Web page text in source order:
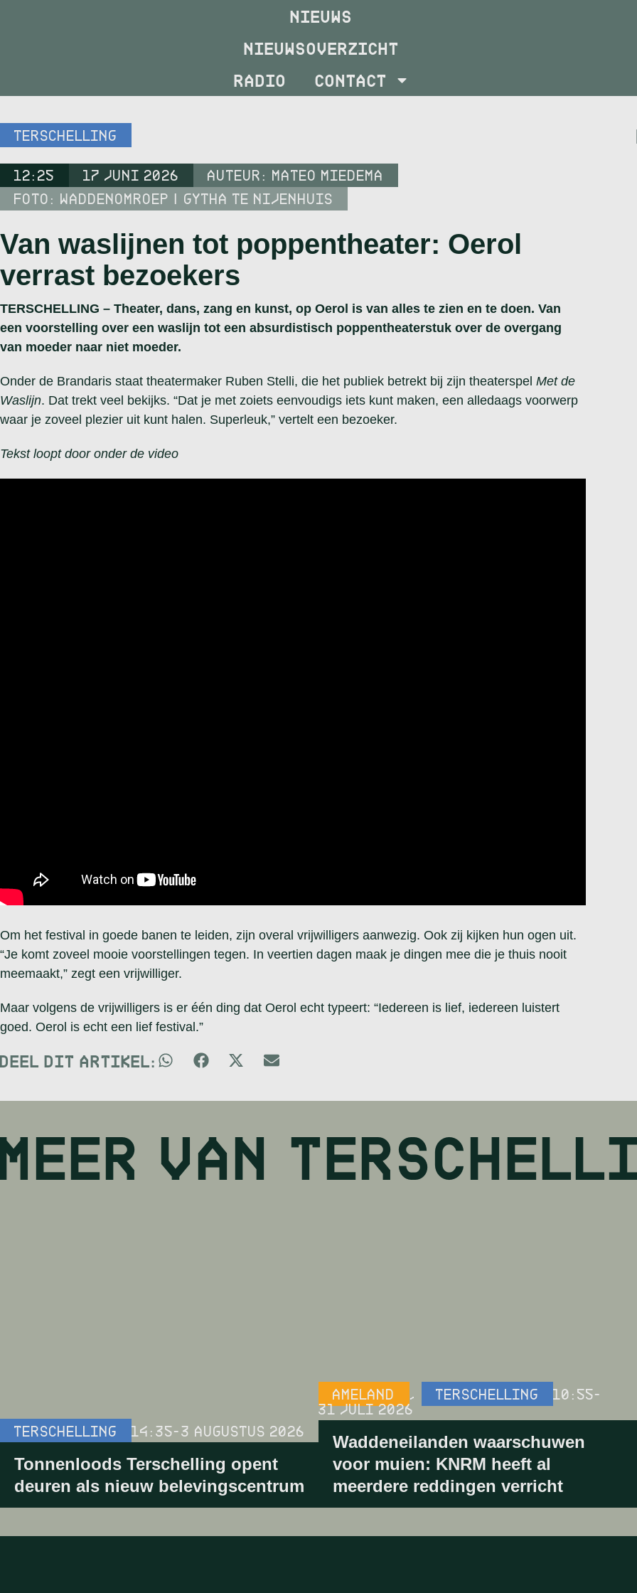
NIEUWS
NIEUWSOVERZICHT
RADIO
CONTACT
TERSCHELLING
12:25 17 JUNI 2026 AUTEUR: MATEO MIEDEMA
FOTO: WADDENOMROEP | GYTHA TE NIJENHUIS
Van waslijnen tot poppentheater: Oerol
verrast bezoekers
TERSCHELLING – Theater, dans, zang en kunst, op Oerol is van alles te zien en te doen. Van
een voorstelling over een waslijn tot een absurdistisch poppentheaterstuk over de overgang
van moeder naar niet moeder.
Onder de Brandaris staat theatermaker Ruben Stelli, die het publiek betrekt bij zijn theaterspel Met de
Waslijn. Dat trekt veel bekijks. “Dat je met zoiets eenvoudigs iets kunt maken, een alledaags voorwerp
waar je zoveel plezier uit kunt halen. Superleuk,” vertelt een bezoeker.
Tekst loopt door onder de video
Om het festival in goede banen te leiden, zijn overal vrijwilligers aanwezig. Ook zij kijken hun ogen uit.
“Je komt zoveel mooie voorstellingen tegen. In veertien dagen maak je dingen mee die je thuis nooit
meemaakt,” zegt een vrijwilliger.
Maar volgens de vrijwilligers is er één ding dat Oerol echt typeert: “Iedereen is lief, iedereen luistert
goed. Oerol is echt een lief festival.”
DEEL DIT ARTIKEL:
MEER VAN
TERSCHELLING 14:35-3 AUGUSTUS 2026
Tonnenloods Terschelling opent
deuren als nieuw belevingscentrum
AMELAND , TERSCHELLING 10:55-
31 JULI 2026
Waddeneilanden waarschuwen
voor muien: KNRM heeft al
meerdere reddingen verricht